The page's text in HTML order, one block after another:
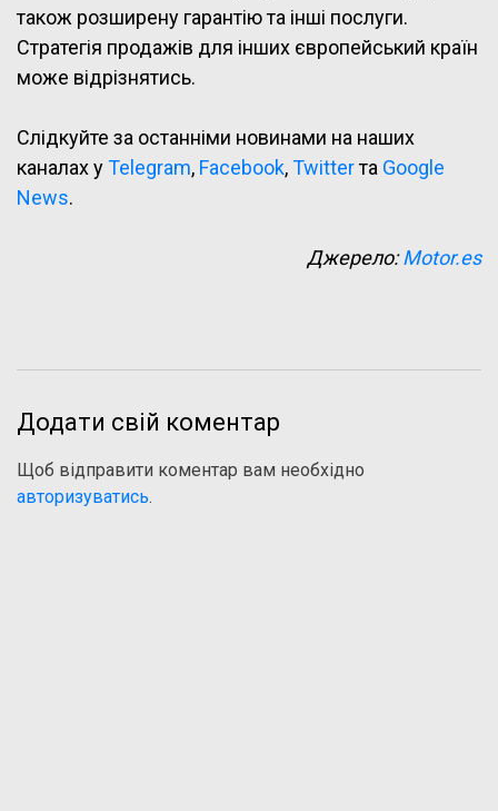
також розширену гарантію та інші послуги.
Стратегія продажів для інших європейський країн
може відрізнятись.
Слідкуйте за останніми новинами на наших
каналах уTelegram, Facebook,Twitterта Google
News.
Джерело:Motor.es
Додати свій коментар
Щоб відправити коментар вам необхідно
авторизуватись.